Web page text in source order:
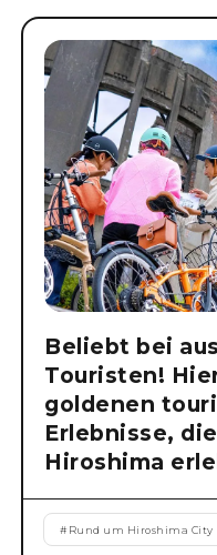
Beliebt bei
Touristen!
goldenen
Erlebnisse,
Hiroshima
# Rund um Hiroshima City